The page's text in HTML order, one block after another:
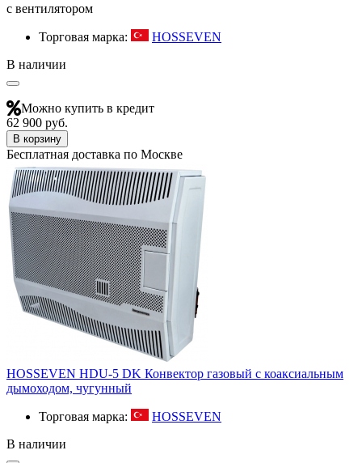
с вентилятором
Торговая марка:
HOSSEVEN
В наличии
Можно купить в кредит
62 900 руб.
В корзину
Бесплатная доставка по Москве
HOSSEVEN HDU-5 DK Конвектор газовый с коаксиальным
дымоходом, чугунный
Торговая марка:
HOSSEVEN
В наличии